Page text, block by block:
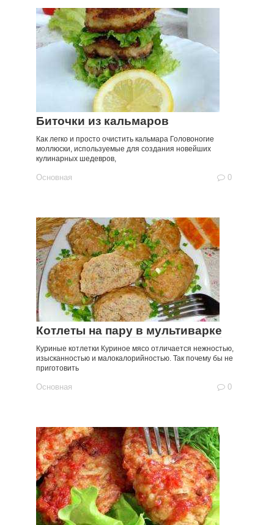
Биточки из кальмаров
Как легко и просто очистить кальмара Головоногие
моллюски, используемые для создания новейших
кулинарных шедевров,
Основная 0
Котлеты на пару в мультиварке
Куриные котлетки Куриное мясо отличается нежностью,
изысканностью и малокалорийностью. Так почему бы не
приготовить
Основная 0